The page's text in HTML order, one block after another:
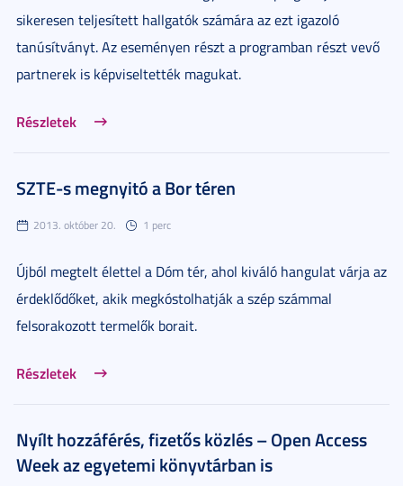
sikeresen teljesített hallgatók számára az ezt igazoló
tanúsítványt. Az eseményen részt a programban részt vevő
partnerek is képviseltették magukat.
Részletek
SZTE-s megnyitó a Bor téren
2013. október 20. 1 perc
Újból megtelt élettel a Dóm tér, ahol kiváló hangulat várja az
érdeklődőket, akik megkóstolhatják a szép számmal
felsorakozott termelők borait.
Részletek
Nyílt hozzáférés, fizetős közlés – Open Access
Week az egyetemi könyvtárban is